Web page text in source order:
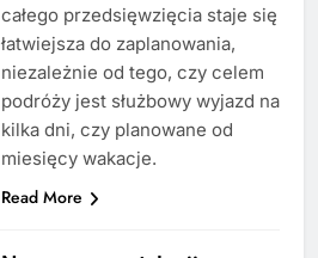
całego przedsięwzięcia staje się
łatwiejsza do zaplanowania,
niezależnie od tego, czy celem
podróży jest służbowy wyjazd na
kilka dni, czy planowane od
miesięcy wakacje.
Read More